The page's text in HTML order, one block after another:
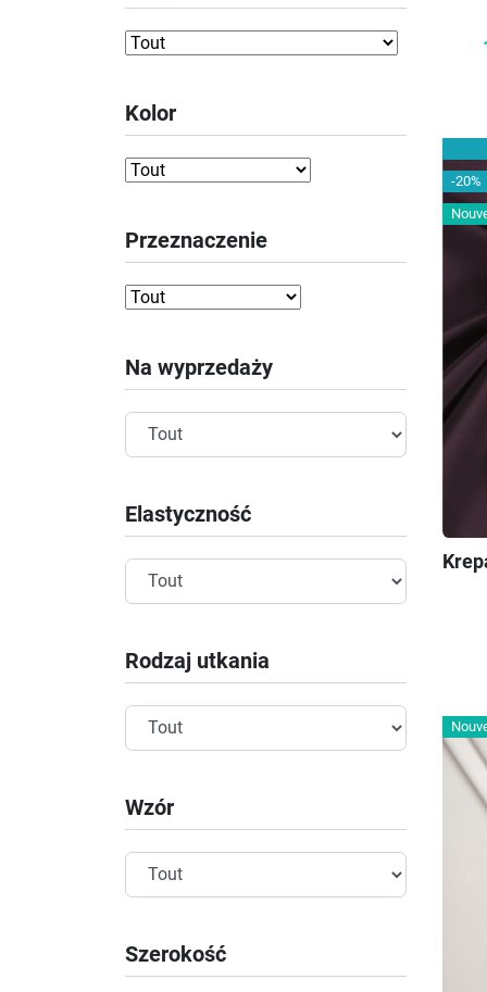
Kolor
Przeznaczenie
Na wyprzedaży
Elastyczność
Rodzaj utkania
Wzór
Szerokość
-20%